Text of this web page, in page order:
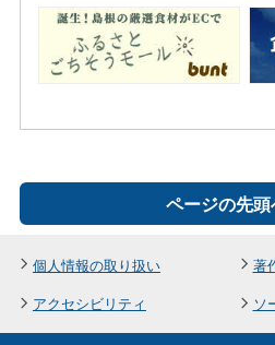
ページの先
個人情報の取り扱い
著
アクセシビリティ
ソ